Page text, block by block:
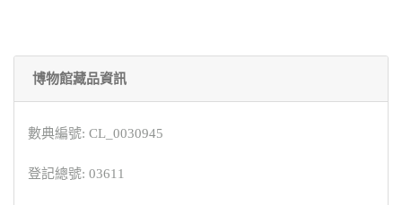
博物館藏品資訊
數典編號: CL_0030945
登記總號: 03611